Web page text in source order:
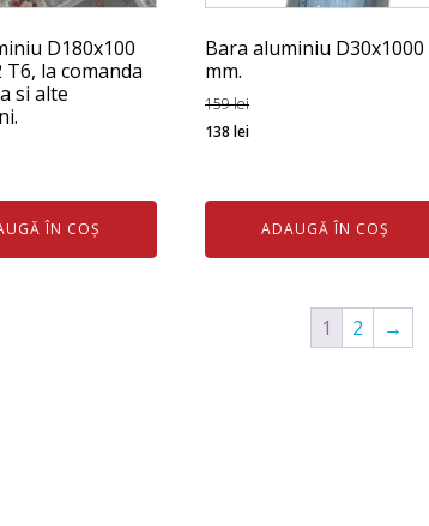
D180x100
T6, la comanda
si alte
ÎN COȘ
Bara aluminiu D30x1000
mm.
159lei
Prețul
159 lei.
138leiPrețul
138 lei.
ADAUGĂ ÎN COȘ
1 2 →